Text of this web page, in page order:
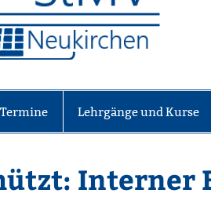
Termine Lehrgänge und Kurse
Interner